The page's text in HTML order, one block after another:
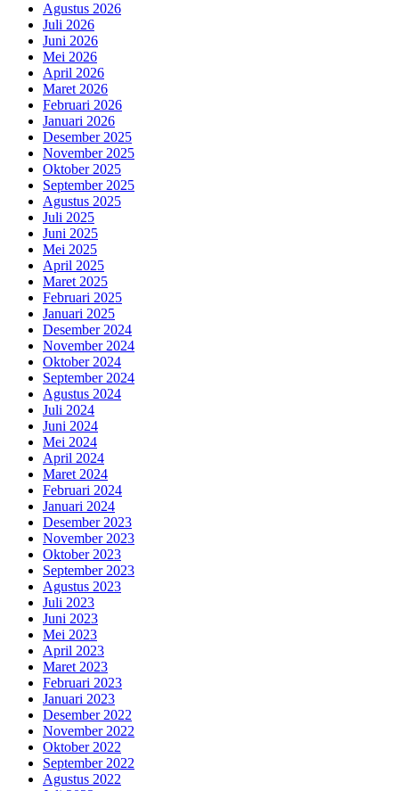
Agustus 2026
Juli 2026
Juni 2026
Mei 2026
April 2026
Maret 2026
Februari 2026
Januari 2026
Desember 2025
November 2025
Oktober 2025
September 2025
Agustus 2025
Juli 2025
Juni 2025
Mei 2025
April 2025
Maret 2025
Februari 2025
Januari 2025
Desember 2024
November 2024
Oktober 2024
September 2024
Agustus 2024
Juli 2024
Juni 2024
Mei 2024
April 2024
Maret 2024
Februari 2024
Januari 2024
Desember 2023
November 2023
Oktober 2023
September 2023
Agustus 2023
Juli 2023
Juni 2023
Mei 2023
April 2023
Maret 2023
Februari 2023
Januari 2023
Desember 2022
November 2022
Oktober 2022
September 2022
Agustus 2022